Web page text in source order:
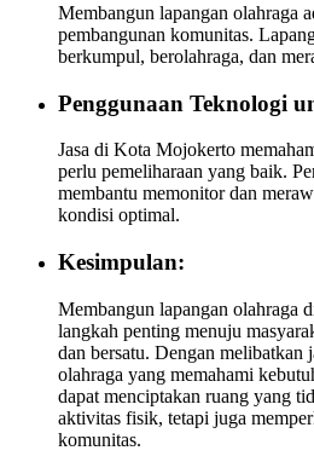
Membangun lapangan olahraga
pembangunan komunitas.
berkumpul, berolahraga, dan
Penggunaan Teknologi
Jasa di Kota Mojokerto
perlu pemeliharaan yang baik.
membantu memonitor dan
kondisi optimal.
Kesimpulan:
Membangun lapangan olahraga
langkah penting menuju
dan bersatu. Dengan melibatkan
olahraga yang memahami
dapat menciptakan ruang yang
aktivitas fisik, tetapi juga
komunitas.